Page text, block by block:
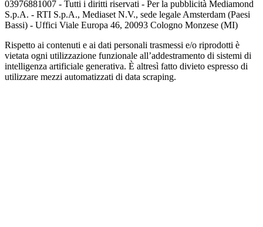
03976881007 - Tutti i diritti riservati - Per la pubblicità Mediamond
S.p.A. - RTI S.p.A., Mediaset N.V., sede legale Amsterdam (Paesi
Bassi) - Uffici Viale Europa 46, 20093 Cologno Monzese (MI)
Rispetto ai contenuti e ai dati personali trasmessi e/o riprodotti è
vietata ogni utilizzazione funzionale all’addestramento di sistemi di
intelligenza artificiale generativa. È altresì fatto divieto espresso di
utilizzare mezzi automatizzati di data scraping.